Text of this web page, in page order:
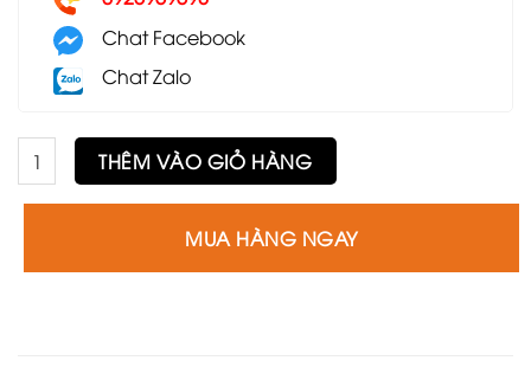
Chat Facebook
Chat Zalo
Ghế Oleandro chân sắt GLC65 số lượng
THÊM VÀO GIỎ HÀNG
MUA HÀNG NGAY